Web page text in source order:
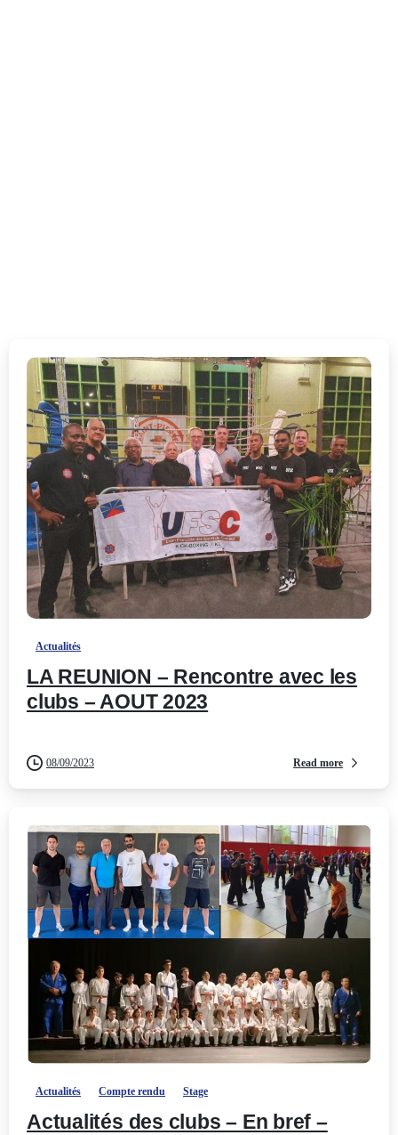
Actualités
LA REUNION – Rencontre avec les
clubs – AOUT 2023
08/09/2023 Read more
Actualités Compte rendu Stage
Actualités des clubs – En bref –